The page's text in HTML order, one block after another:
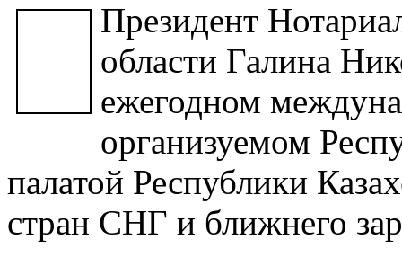
Президент
области Галина
ежегодном
организуемом
палатой Республики
стран СНГ и ближнего